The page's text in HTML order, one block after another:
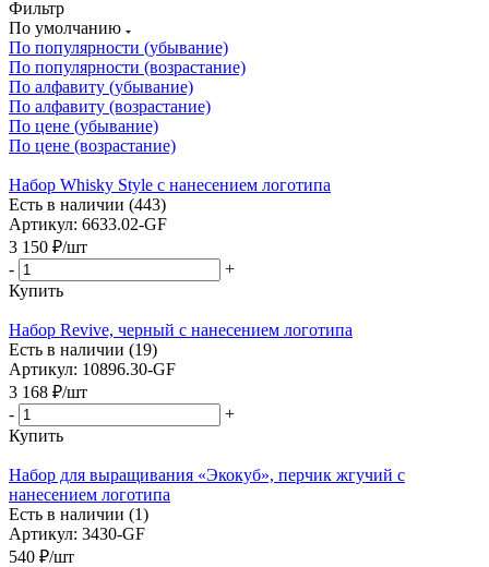
Фильтр
По умолчанию
По популярности (убывание)
По популярности (возрастание)
По алфавиту (убывание)
По алфавиту (возрастание)
По цене (убывание)
По цене (возрастание)
Набор Whisky Style с нанесением логотипа
Есть в наличии (443)
Артикул: 6633.02-GF
3 150 ₽/шт
-
+
Купить
Набор Revive, черный с нанесением логотипа
Есть в наличии (19)
Артикул: 10896.30-GF
3 168 ₽/шт
-
+
Купить
Набор для выращивания «Экокуб», перчик жгучий с
нанесением логотипа
Есть в наличии (1)
Артикул: 3430-GF
540 ₽/шт